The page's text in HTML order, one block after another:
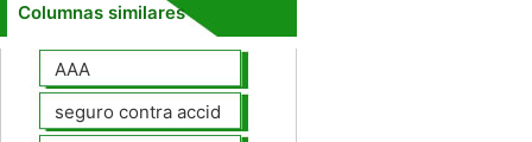
Columnas similares
AAA
seguro contra accidentes